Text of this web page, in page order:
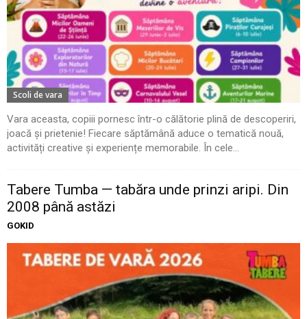
Scoli de vara
Vara aceasta, copiii pornesc într-o călătorie plină de descoperiri,
joacă și prietenie! Fiecare săptămână aduce o tematică nouă,
activități creative și experiențe memorabile. În cele...
Tabere Tumba — tabăra unde prinzi aripi. Din
2008 până astăzi
GOKID